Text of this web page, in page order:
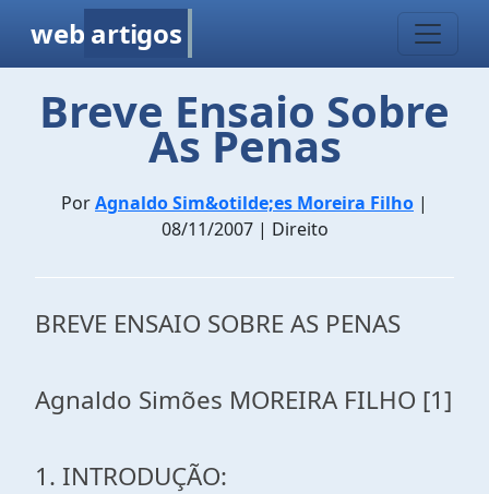
web artigos
Breve Ensaio Sobre
As Penas
PorAgnaldo Sim&otilde;es Moreira Filho |
08/11/2007 | Direito
BREVE ENSAIO SOBRE AS PENAS
Agnaldo Simões MOREIRA FILHO [1]
1. INTRODUÇÃO: